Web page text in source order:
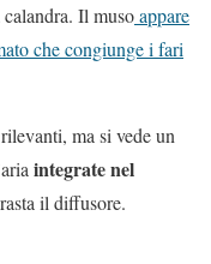
calandra. Il musoappare
che congiunge i fari
ma si vede un
integrate nel
il diffusore.